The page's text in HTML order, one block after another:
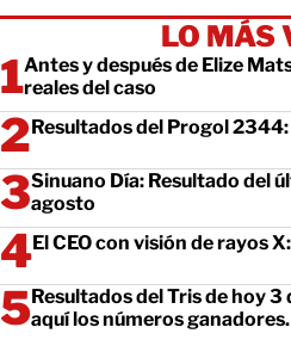
LO MÁS
Antes y después de Elize
reales del caso
Resultados del Progol
Sinuano Día: Resultado del
agosto
El CEO con visión de rayos
Resultados del Tris de hoy
aquí los números ganadores.